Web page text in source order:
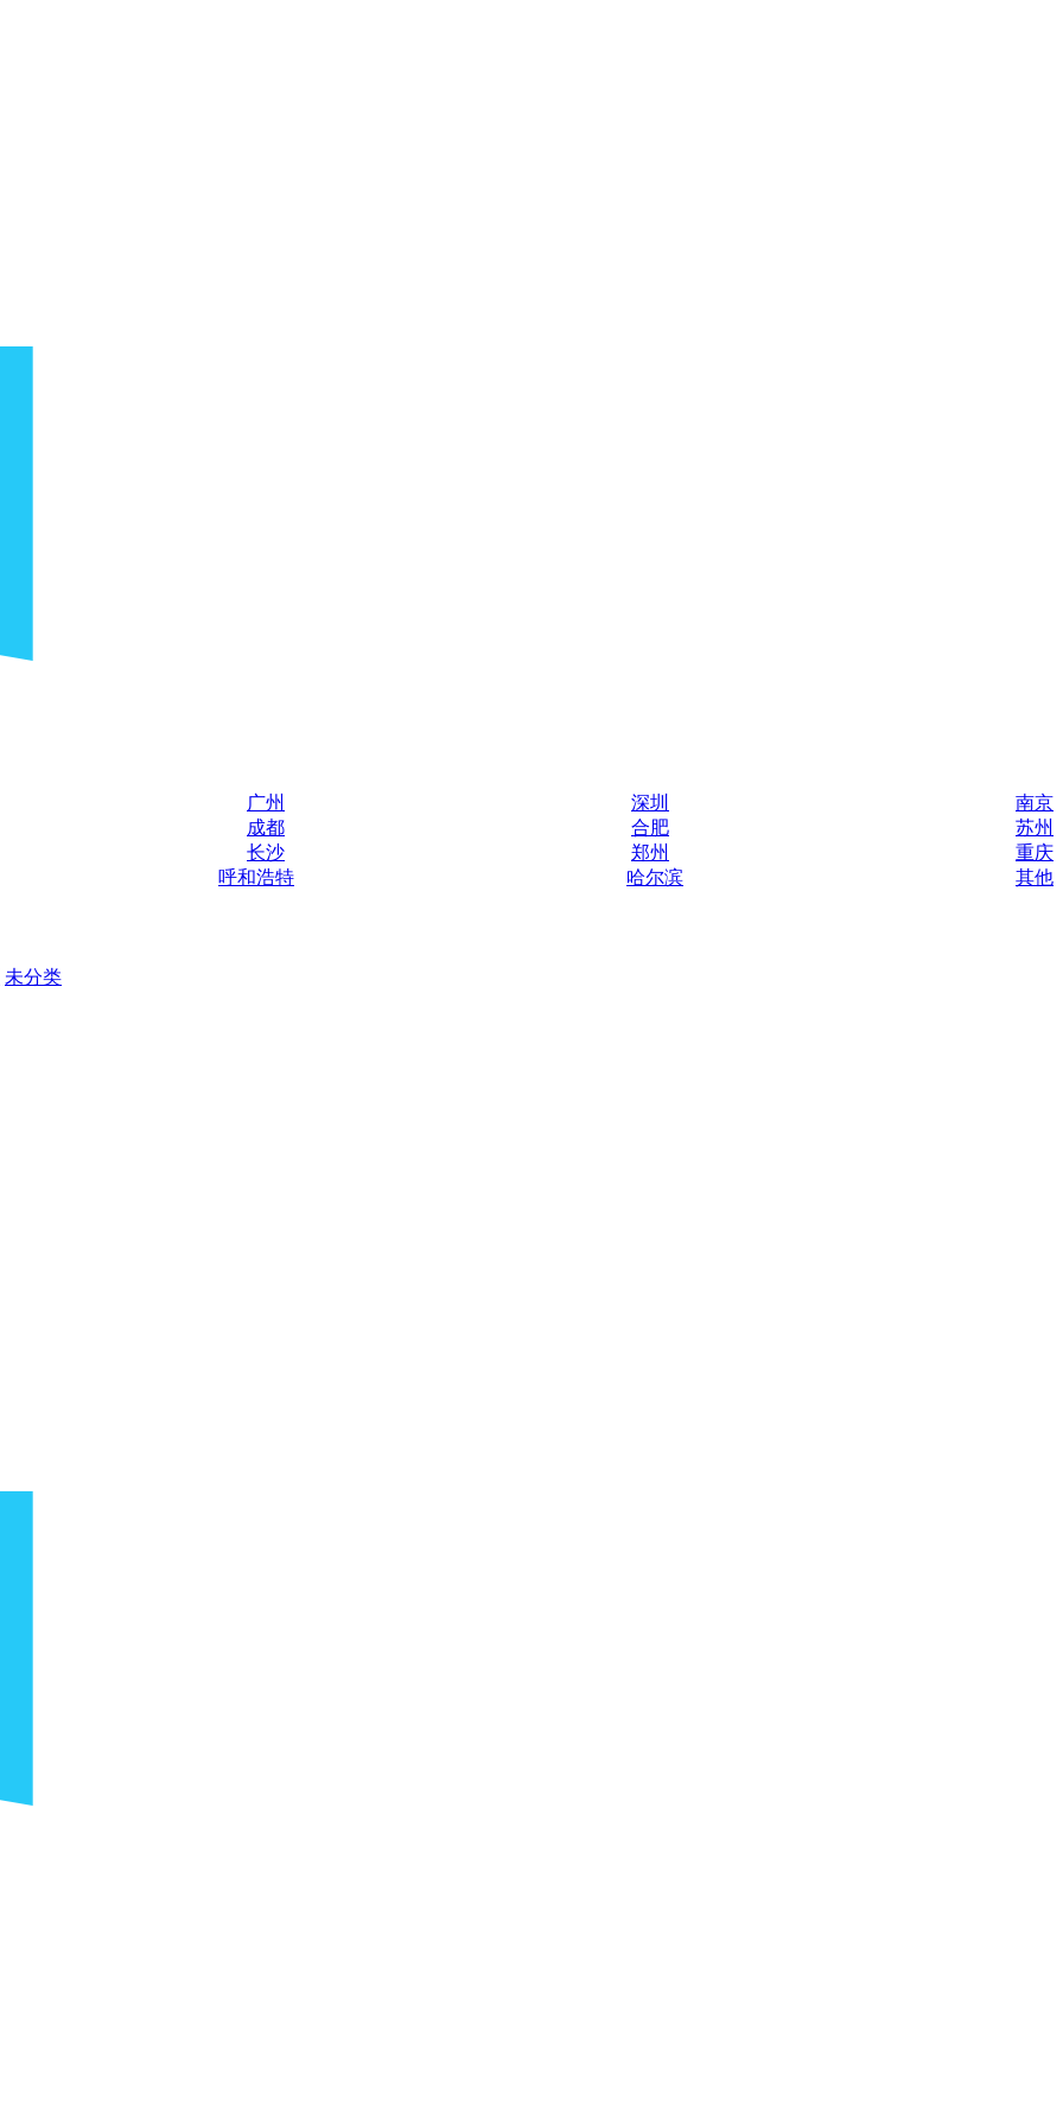
广州 深圳
南京
成都 合肥
苏州
长沙 郑州
重庆
呼和浩特 哈尔滨
其他
未分类